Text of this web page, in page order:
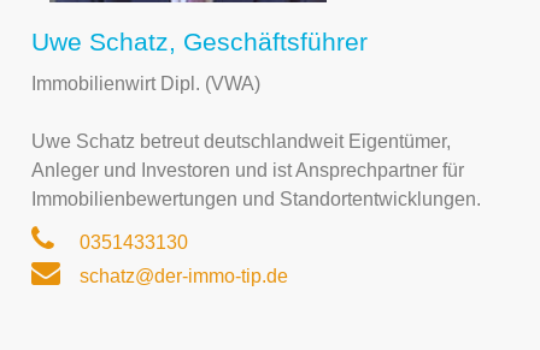
Uwe Schatz, Geschäftsführer
Immobilienwirt Dipl. (VWA)
Uwe Schatz betreut deutschlandweit Eigentümer,
Anleger und Investoren und ist Ansprechpartner für
Immobilienbewertungen und Standortentwicklungen.
0351433130
schatz@der-immo-tip.de